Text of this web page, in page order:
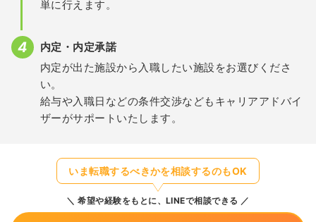
単に行えます。
内定・内定承諾
内定が出た施設から入職したい施設をお選びくださ
い。
給与や入職日などの条件交渉などもキャリアアドバイ
ザーがサポートいたします。
いま転職するべきかを相談するのもOK
希望や経験をもとに、LINEで相談できる